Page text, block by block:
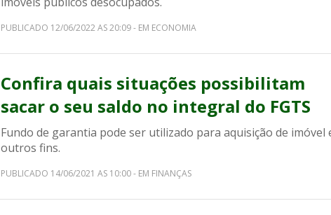
PUBLICADO 12/06/2022 AS 20:09 - EM ECONOMIA
Confira quais situações possibilitam
sacar o seu saldo no integral do FGTS
Fundo de garantia pode ser utilizado para aquisição de imóvel
outros fins.
PUBLICADO 14/06/2021 AS 10:00 - EM FINANÇAS